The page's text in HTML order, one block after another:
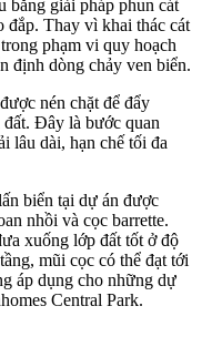
bằng giải pháp phun cát
đắp. Thay vì khai thác cát
phạm vi quy hoạch
định dòng chảy ven biển.
nén chặt để đẩy
đất. Đây là bước quan
lâu dài, hạn chế tối đa
biển tại dự án được
nhồi và cọc barrette.
xuống lớp đất tốt ở độ
mũi cọc có thể đạt tới
áp dụng cho những dự
Central Park.